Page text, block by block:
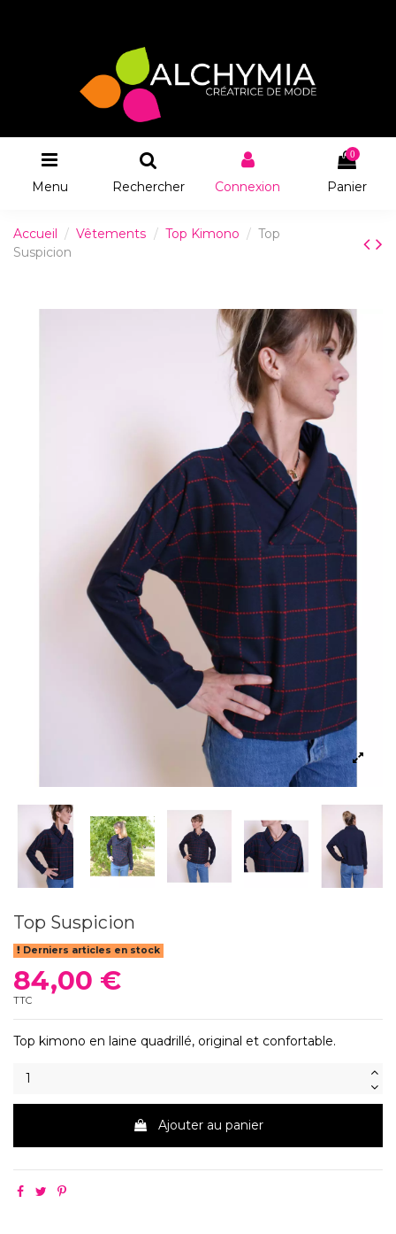
Menu Rechercher Connexion
0
Panier
Accueil Vêtements Top Kimono
Top
Suspicion
Top Suspicion
Derniers articles en stock
84,00 €
TTC
Top kimono en laine quadrillé, original et confortable.
Ajouter au panier